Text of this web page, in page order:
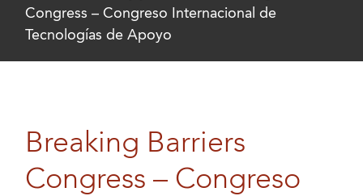
Congress – Congreso Internacional de
Tecnologías de Apoyo
Breaking Barriers
Congress – Congreso